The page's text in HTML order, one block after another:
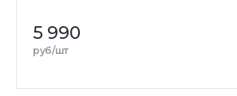
5 990
руб/шт